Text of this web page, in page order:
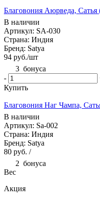
Благовония Аюрведа, Сатья
В наличии
Артикул: SA-030
Страна: Индия
Бренд: Satya
94 руб./шт
3 бонуса
-
Купить
Благовония Наг Чампа,
В наличии
Артикул: Sa-002
Страна: Индия
Бренд: Satya
80 руб. /
2 бонуса
Вес
Акция